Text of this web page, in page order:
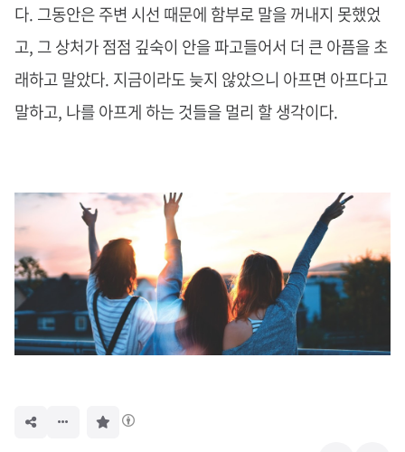
다. 그동안은 주변 시선 때문에 함부로 말을 꺼내지 못했었
고, 그 상처가 점점 깊숙이 안을 파고들어서 더 큰 아픔을 초
래하고 말았다. 지금이라도 늦지 않았으니 아프면 아프다고
말하고, 나를 아프게 하는 것들을 멀리 할 생각이다.